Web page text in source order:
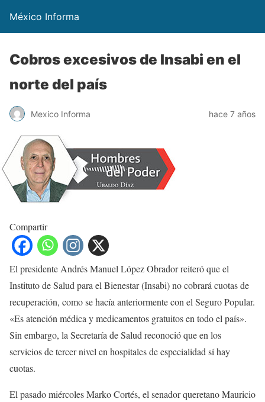
México Informa
Cobros excesivos de Insabi en el
norte del país
Mexico Informa hace 7 años
Compartir
El presidente Andrés Manuel López Obrador reiteró que el
Instituto de Salud para el Bienestar (Insabi) no cobrará cuotas de
recuperación, como se hacía anteriormente con el Seguro Popular.
«Es atención médica y medicamentos gratuitos en todo el país».
Sin embargo, la Secretaría de Salud reconoció que en los
servicios de tercer nivel en hospitales de especialidad sí hay
cuotas.
El pasado miércoles Marko Cortés, el senador queretano Mauricio